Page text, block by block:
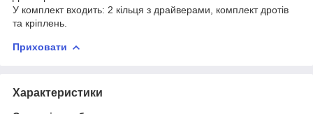
У комплект входить: 2 кільця з драйверами, комплект дротів
та кріплень.
Приховати
Характеристики